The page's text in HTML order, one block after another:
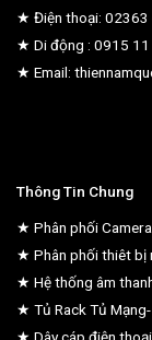
★ Điện thoại: 02363
★ Di động : 0915 11
★ Email:
Thông Tin Chung
★ Phân phối Camera
★ Phân phối thiêt bị
★ Hệ thống âm
★ Tủ Rack Tủ
★ Dây cáp điện